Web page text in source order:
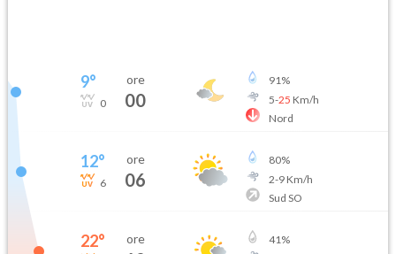
9°
0
ore
00
91%
5-25 Km/h
Nord
12°
6
ore
06
80%
2-9Km/h
Sud SO
22° ore 41%